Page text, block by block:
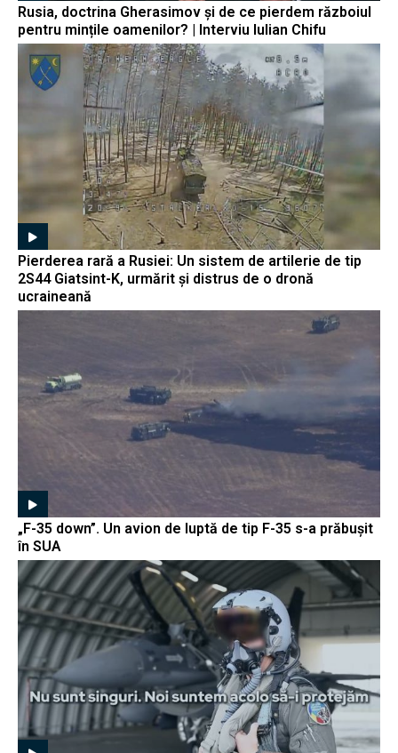
Rusia, doctrina Gherasimov și de ce pierdem războiul
pentru mințile oamenilor? | Interviu Iulian Chifu
Pierderea rară a Rusiei: Un sistem de artilerie de tip
2S44 Giatsint-K, urmărit și distrus de o dronă
ucraineană
„F-35 down”. Un avion de luptă de tip F-35 s-a prăbușit
în SUA